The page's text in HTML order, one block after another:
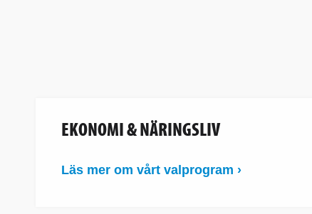
EKONOMI & NÄRINGSLIV
Läs mer om vårt valprogram ›